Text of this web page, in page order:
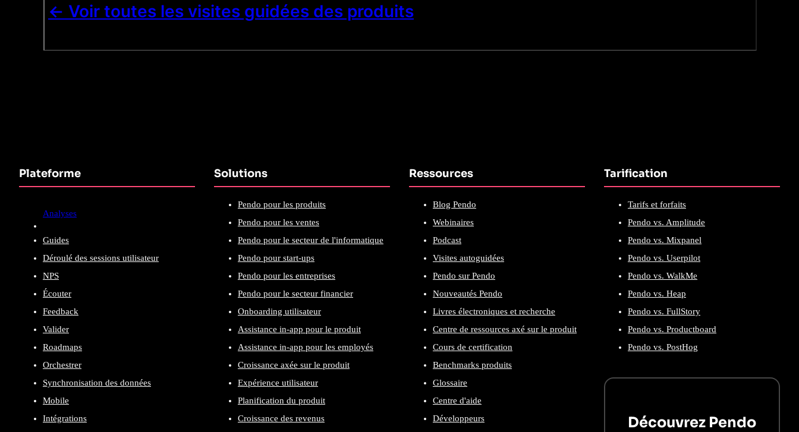
<- Voir toutes les visites guidées des produits
Plateforme
Analyses
Guides
Déroulé des sessions utilisateur
NPS
Écouter
Feedback
Valider
Roadmaps
Orchestrer
Synchronisation des données
Mobile
Intégrations
Solutions
Pendo pour les produits
Pendo pour les ventes
Pendo pour le secteur de l'informatique
Pendo pour start-ups
Pendo pour les entreprises
Pendo pour le secteur financier
Onboarding utilisateur
Assistance in-app pour le produit
Assistance in-app pour les employés
Croissance axée sur le produit
Expérience utilisateur
Planification du produit
Croissance des revenus
Ressources
Blog Pendo
Webinaires
Podcast
Visites autoguidées
Pendo sur Pendo
Nouveautés Pendo
Livres électroniques et recherche
Centre de ressources axé sur le produit
Cours de certification
Benchmarks produits
Glossaire
Centre d'aide
Développeurs
Tarification
Tarifs et forfaits
Pendo vs. Amplitude
Pendo vs. Mixpanel
Pendo vs. Userpilot
Pendo vs. WalkMe
Pendo vs. Heap
Pendo vs. FullStory
Pendo vs. Productboard
Pendo vs. PostHog
Découvrez Pendo